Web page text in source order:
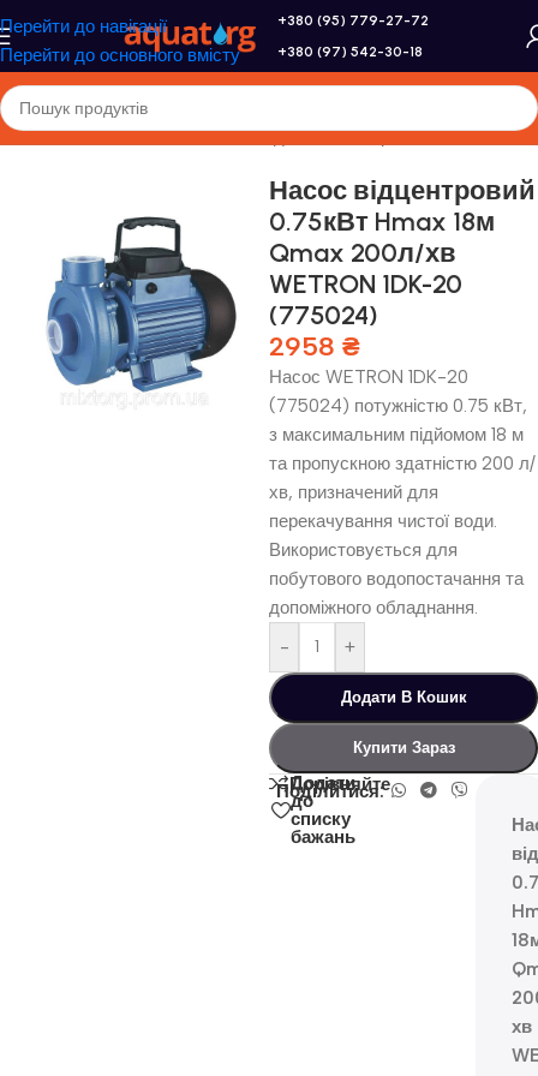
Перейти до навігації
Перейти до основного вмісту
+380 (95) 779-27-72
+380 (97) 542-30-18
Головна/Насоси та насосне обладнання/Поверхневі насоси
Насос відцентровий
0.75кВт Hmax 18м
Qmax 200л/хв
WETRON 1DK-20
(775024)
2958 ₴
Насос WETRON 1DK-20
(775024) потужністю 0.75 кВт,
з максимальним підйомом 18 м
та пропускною здатністю 200 л/
хв, призначений для
перекачування чистої води.
Використовується для
побутового водопостачання та
допоміжного обладнання.
-
+
Додати В Кошик
Купити Зараз
Порівняйте
Додати
до
списку
бажань
Поділитися:
хв